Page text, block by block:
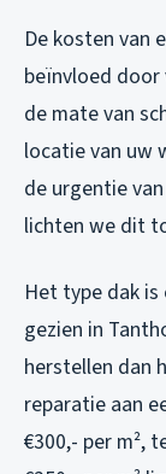
De kosten van
beïnvloed
de mate van
locatie van uw
de urgentie
lichten we dit
Het type dak
gezien in
herstellen dan
reparatie aan
€300,- per m²,